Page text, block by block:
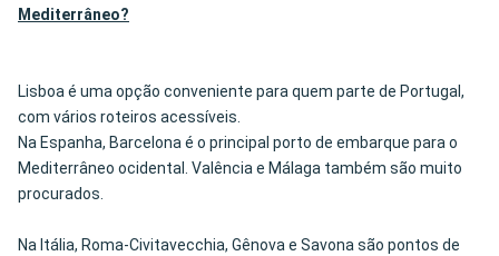
Mediterrâneo?
Lisboa é uma opção conveniente para quem parte de Portugal,
com vários roteiros acessíveis.
Na Espanha, Barcelona é o principal porto de embarque para o
Mediterrâneo ocidental. Valência e Málaga também são muito
procurados.
Na Itália, Roma-Civitavecchia, Gênova e Savona são pontos de